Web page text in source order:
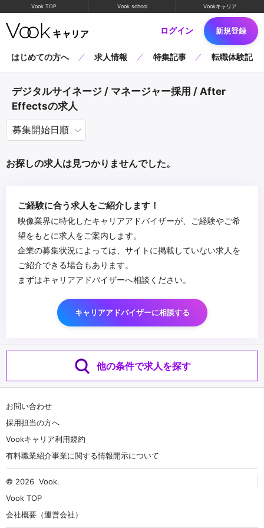
Vook TOP Vook school Vookキャリア
ログイン 新規登録
はじめての方へ 求人情報 特集記事 転職体験記
デジタルサイネージ / マネージャー採用 / After
Effectsの求人
お探しの求人は見つかりませんでした。
ご経験に合う求人をご紹介します！
映像業界に特化したキャリアアドバイザーが、ご経験やご希
望をもとに求人をご案内します。
企業の募集状況によっては、サイトに掲載していない求人を
ご紹介できる場合もあります。
まずはキャリアアドバイザーへ相談ください。
キャリアアドバイザーに相談する
他の条件で求人を探す
お問い合わせ
採用担当の方へ
Vookキャリア利用規約
有料職業紹介事業に関する情報開示について
© 2026 Vook.
Vook TOP
会社概要（運営会社）